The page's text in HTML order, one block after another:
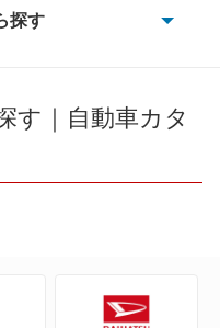
探す
す｜自動車カタ